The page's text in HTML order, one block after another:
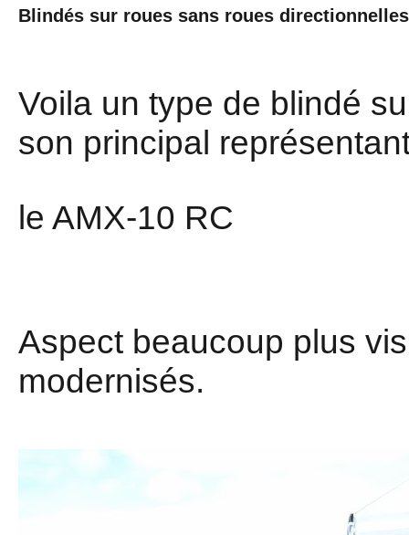
Blindés sur roues sans roues directionnelles
Voila un type de blindé
son principal
le AMX-10 RC
Aspect beaucoup plus
modernisés.